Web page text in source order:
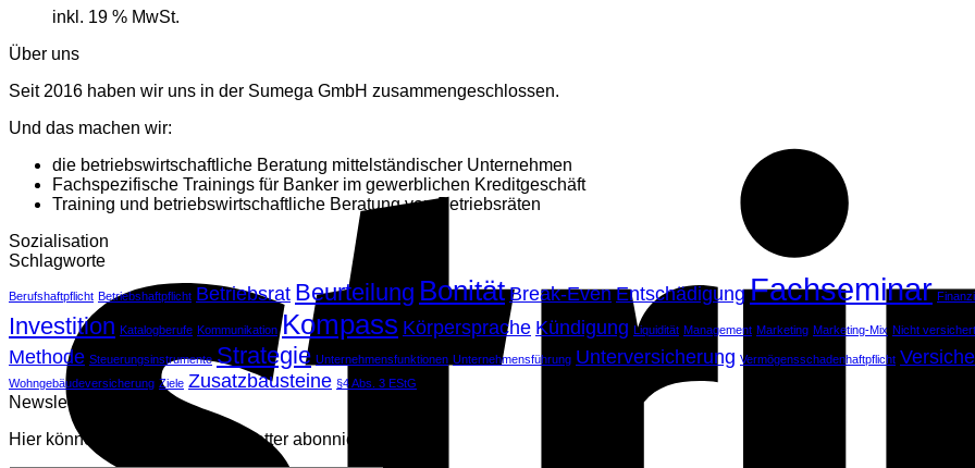
inkl. 19 % MwSt.
Über uns
Seit 2016 haben wir uns in der Sumega GmbH zusammengeschlossen.
Und das machen wir:
die betriebswirtschaftliche Beratung mittelständischer Unternehmen
Fachspezifische Trainings für Banker im gewerblichen Kreditgeschäft
Training und betriebswirtschaftliche Beratung von Betriebsräten
Sozialisation
Schlagworte
Berufshaftpflicht Betriebshaftpflicht Betriebsrat Beurteilung Bonität Break-Even Entschädigung Fachseminar
Investition Katalogberufe Kommunikation Kompass Körpersprache Kündigung Liquidität Management Marketing Marketing-Mix Nicht
Methode Steuerungsinstrumente Strategie Unternehmensfunktionen Unternehmensführung Unterversicherung Vermögensschadenhaftpflicht
Wohngebäudeversicherung Ziele Zusatzbausteine §4 Abs. 3 EStG
Newsletter
Hier können Sie unseren Newsletter abonnieren.